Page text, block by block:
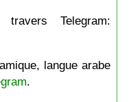
Telegram:
langue arabe
.